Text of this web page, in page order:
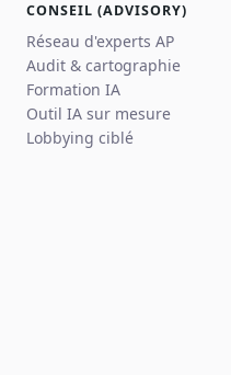
CONSEIL (ADVISORY)
Réseau d'experts AP
Audit & cartographie
Formation IA
Outil IA sur mesure
Lobbying ciblé